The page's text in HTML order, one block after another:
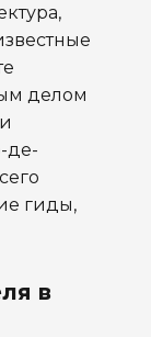
делом
де-
гиды,
в